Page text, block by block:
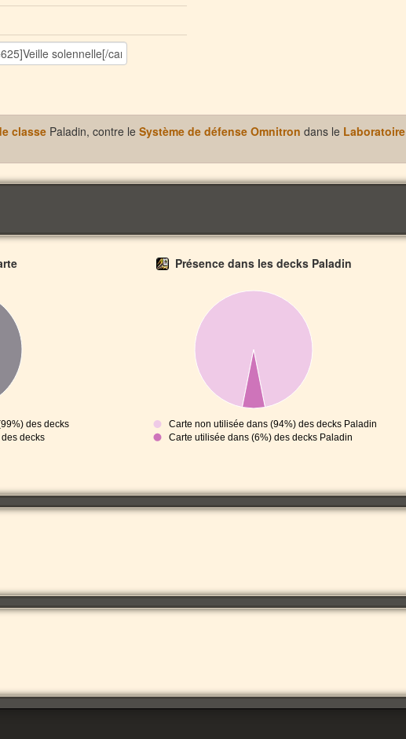
classe Paladin, contre le Système de défense Omnitron dans le Laboratoire
des decks
decks
Présence dans les decks Paladin
Carte non utilisée dans (94%) des decks Paladin
Carte utilisée dans (6%) des decks Paladin